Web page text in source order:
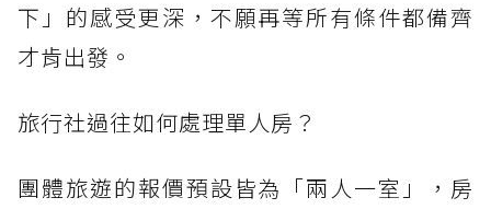
下」的感受更深，不願再等所有條件都備齊
才肯出發。
旅行社過往如何處理單人房？
團體旅遊的報價預設皆為「兩人一室」，房